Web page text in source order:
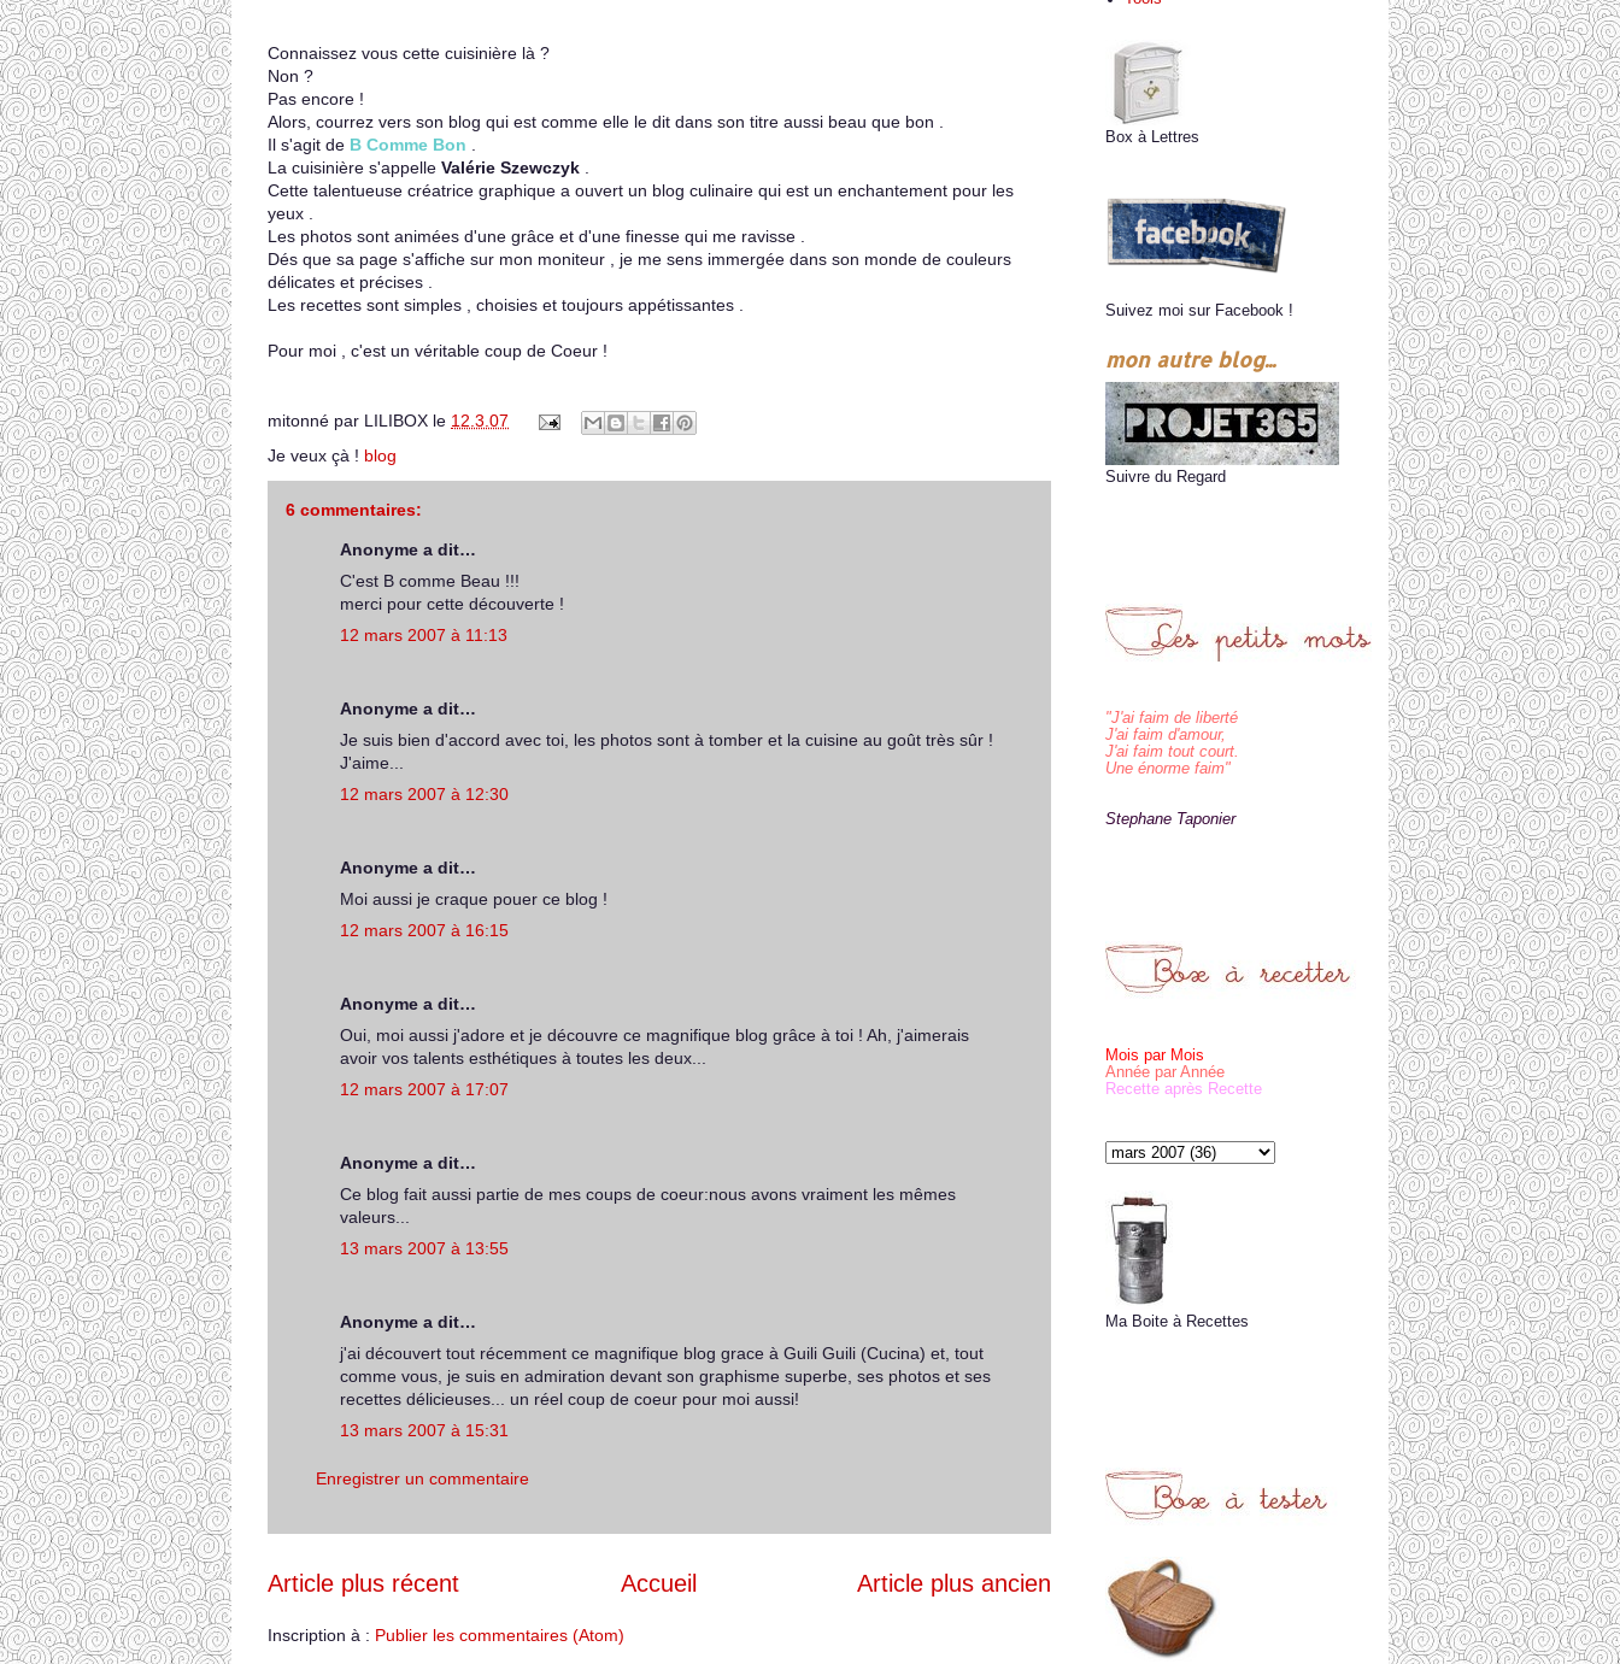
Connaissez vous cette cuisinière là ?
Non ?
Pas encore !
Alors, courrez vers son blog qui est comme elle le dit dans son titre aussi beau que bon .
Il s'agit de B Comme Bon
La cuisinière s'appelle Valérie Szewczyk
Cette talentueuse créatrice graphique a ouvert un blog culinaire qui est un enchantement pour les
yeux .
Les photos sont animées d'une grâce et d'une finesse qui me ravisse .
Dés que sa page s'affiche sur mon moniteur , je me sens immergée dans son monde de couleurs
délicates et précises .
Les recettes sont simples , choisies et toujours appétissantes .
Pour moi , c'est un véritable coup de Coeur !
mitonné par LILIBOX le 12.3.07
Je veux çà ! blog
6 commentaires:
Anonyme a dit…
C'est B comme Beau !!!
merci pour cette découverte !
12 mars 2007 à 11:13
Anonyme a dit…
Je suis bien d'accord avec toi, les photos sont à tomber et la cuisine au goût très sûr !
J'aime...
12 mars 2007 à 12:30
Anonyme a dit…
Moi aussi je craque pouer ce blog !
12 mars 2007 à 16:15
Anonyme a dit…
Oui, moi aussi j'adore et je découvre ce magnifique blog grâce à toi ! Ah, j'aimerais
avoir vos talents esthétiques à toutes les deux...
12 mars 2007 à 17:07
Anonyme a dit…
Ce blog fait aussi partie de mes coups de coeur:nous avons vraiment les mêmes
valeurs...
13 mars 2007 à 13:55
Anonyme a dit…
j'ai découvert tout récemment ce magnifique blog grace à Guili Guili (Cucina) et, tout
comme vous, je suis en admiration devant son graphisme superbe, ses photos et ses
recettes délicieuses... un réel coup de coeur pour moi aussi!
13 mars 2007 à 15:31
Enregistrer un commentaire
Article plus récent Article plus ancien
Accueil
Inscription à : Publier les commentaires (Atom)
Box à Lettres
Suivez moi sur Facebook !
mon autre blog...
Suivre du Regard
"J'ai faim de liberté
J'ai faim d'amour,
J'ai faim tout court.
Une énorme faim"
Stephane Taponier
Mois par Mois
Année par Année
Recette après Recette
Ma Boite à Recettes